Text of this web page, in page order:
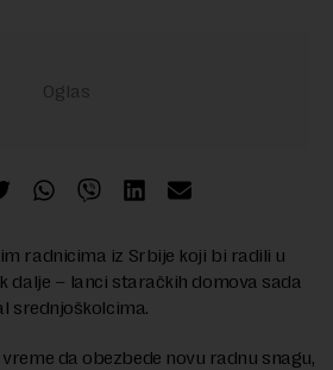
radnicima iz Srbije koji bi radili u
dalje – lanci staračkih domova sada
srednjoškolcima.
da obezbede novu radnu snagu,